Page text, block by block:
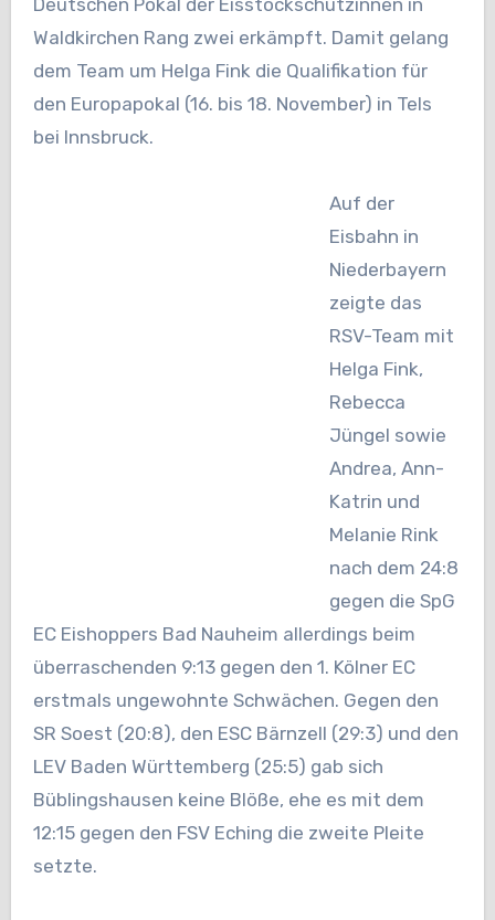
Deutschen Pokal der Eisstockschützinnen in
Waldkirchen Rang zwei erkämpft. Damit gelang
dem Team um Helga Fink die Qualifikation für
den Europapokal (16. bis 18. November) in Tels
bei Innsbruck.
Auf der
Eisbahn in
Niederbayern
zeigte das
RSV-Team mit
Helga Fink,
Rebecca
Jüngel sowie
Andrea, Ann-
Katrin und
Melanie Rink
nach dem 24:8
gegen die SpG
EC Eishoppers Bad Nauheim allerdings beim
überraschenden 9:13 gegen den 1. Kölner EC
erstmals ungewohnte Schwächen. Gegen den
SR Soest (20:8), den ESC Bärnzell (29:3) und den
LEV Baden Württemberg (25:5) gab sich
Büblingshausen keine Blöße, ehe es mit dem
12:15 gegen den FSV Eching die zweite Pleite
setzte.